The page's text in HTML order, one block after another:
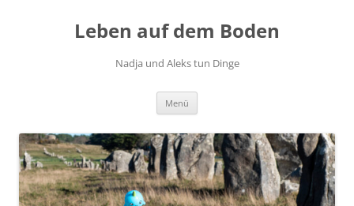
Leben auf dem Boden
Nadja und Aleks tun Dinge
Menü